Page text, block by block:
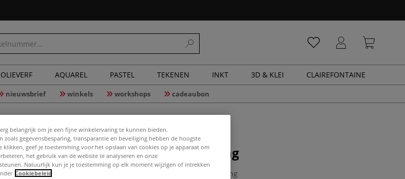
OLIEVERF AQUAREL PASTEL TEKENEN INKT 3D & KLEI CLAIREFONTAINE
nieuwsbrief winkels workshops cadeaubon
Draad voor kleizaag
0 Beoordeling
belangrijk om je een fijne winkelervaring te kunnen bieden.
zoals gegevensbesparing, transparantie en beveiliging hebben de hoogste
klikken, geef je toestemming voor het opslaan van cookies op je apparaat om
het gebruik van de website te analyseren en onze
Natuurlijk kun je je toestemming op elk moment wijzigen of intrekken
Cookiebeleid